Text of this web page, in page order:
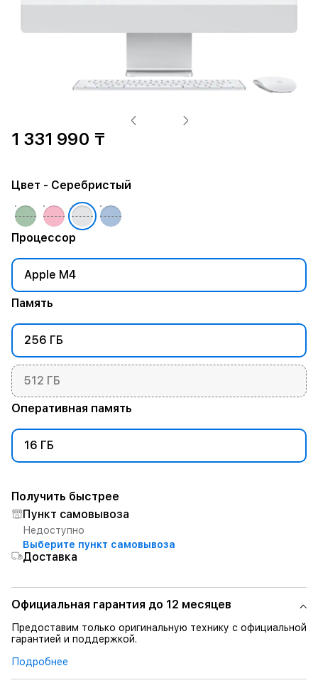
1 331 990 ₸
Процессор
Apple M4
Память
256 ГБ
512 ГБ
Цвет - Серебристый
Оперативная память
16 ГБ
Получить быстрее
Пункт самовывоза
Недоступно
Выберите пункт самовывоза
Доставка
Официальная гарантия до 12 месяцев
Предоставим только оригинальную технику с официальной
гарантией и поддержкой.
Подробнее